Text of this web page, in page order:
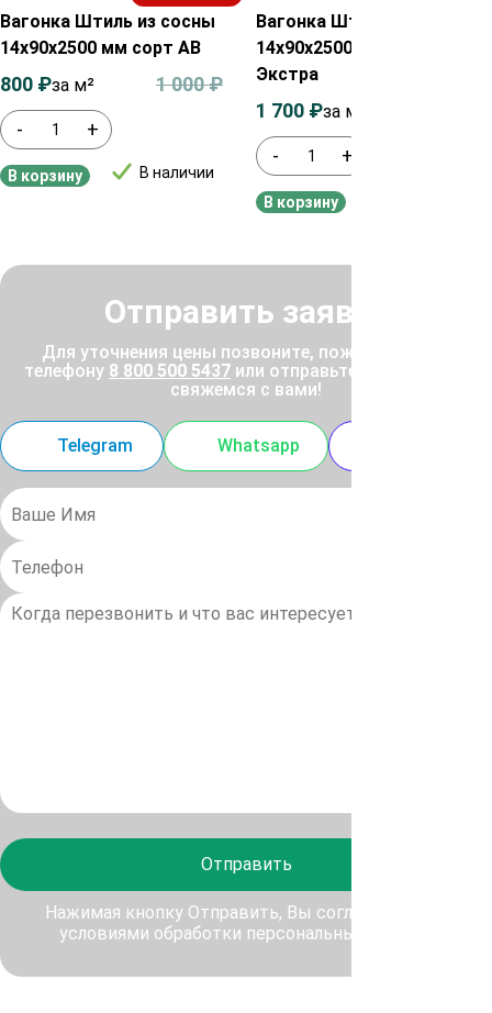
Вагонка Штиль из сосны
14х90х2500 мм сорт АВ
- +
В наличии
1 000₽
800 ₽за м²
В корзину
Вагонка Штиль из сосны
14х90х2500 мм сорт
Экстра
- +
1 700 ₽за м²
В корзину
Отправить заявку
Для уточнения цены позвоните, пожалуйста, по
телефону 8 800 500 5437 или отправьте заявку, и мы
свяжемся с вами!
Telegram Whatsapp
Отправить
Нажимая кнопку Отправить, Вы соглашаетесь с
условиями обработки персональных данных